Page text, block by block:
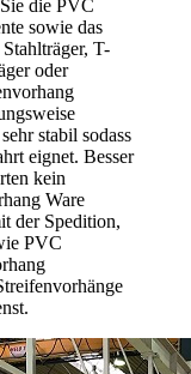
die PVC
sowie das
T-
oder
stabil sodass
eignet. Besser
kein
Ware
der Spedition,
PVC